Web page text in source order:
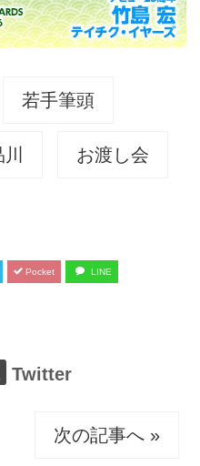
若手筆頭
お渡し会
Pocket LINE
Twitter
次の記事へ »